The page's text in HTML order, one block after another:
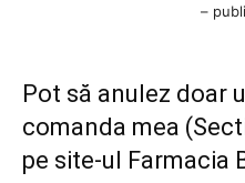
–
Pot să anulez doar
comanda mea
pe site-ul Farmacia